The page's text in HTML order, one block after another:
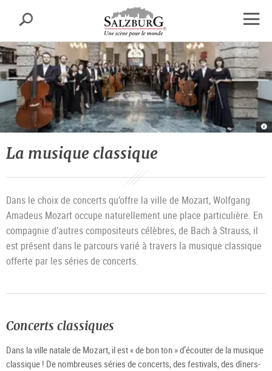
sr.skipnav.Zum
Inhalt
springen
sr.skipnav.Zum
Hauptmenü
springen
sr.skipnav.Zu
den
Kontaktinformationen
Recherche
la
La musique classique
Dans le choix de concerts qu’offre la ville de Mozart, Wolfgang
Amadeus Mozart occupe naturellement une place particulière. En
compagnie d’autres compositeurs célèbres, de Bach à Strauss, il
est présent dans le parcours varié à travers la musique classique
offerte par les séries de concerts.
Concerts classiques
Dans la ville natale de Mozart, il est « de bon ton » d’écouter de la musique
classique ! De nombreuses séries de concerts, des festivals, des dîners-